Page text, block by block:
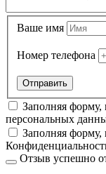
Ваше имя
Номер телефона
Заполняя форму,
персональных
Заполняя форму,
Отзыв успешно